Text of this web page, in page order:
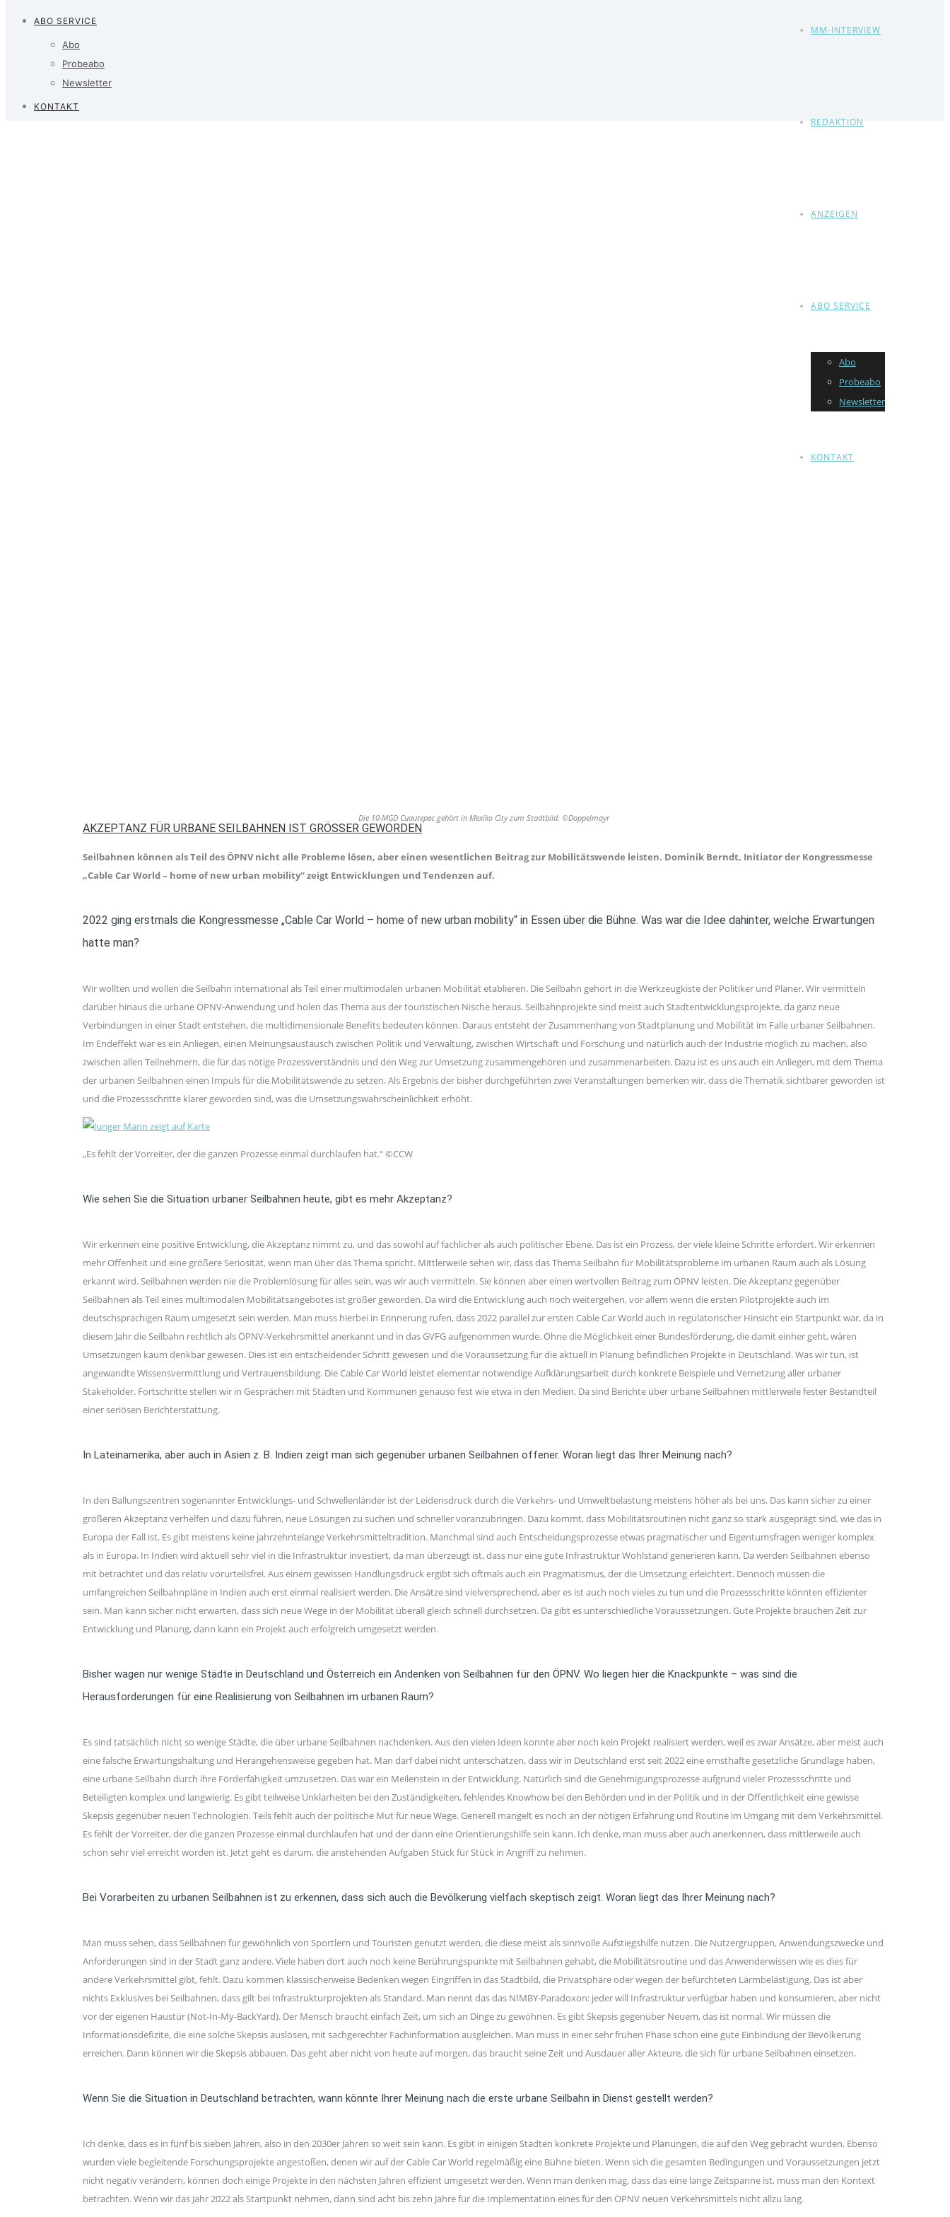
MM-INTERVIEW
REDAKTION
ANZEIGEN
ABO SERVICE
Abo
Probeabo
Newsletter
KONTAKT
ABO SERVICE
Abo
Probeabo
Newsletter
KONTAKT
Die 10-MGD Cuautepec gehört in Mexiko City zum Stadtbild. ©Doppelmayr
AKZEPTANZ FÜR URBANE SEILBAHNEN IST GRÖSSER GEWORDEN
Seilbahnen können als Teil des ÖPNV nicht alle Probleme lösen, aber einen wesentlichen Beitrag zur Mobilitätswende leisten. Dominik Berndt, Initiator der Kongressmesse
„Cable Car World – home of new urban mobility“ zeigt Entwicklungen und Tendenzen auf.
2022 ging erstmals die Kongressmesse „Cable Car World – home of new urban mobility“ in Essen über die Bühne. Was war die Idee dahinter, welche Erwartungen
hatte man?
Wir wollten und wollen die Seilbahn international als Teil einer multimodalen urbanen Mobilität etablieren. Die Seilbahn gehört in die Werkzeugkiste der Politiker und Planer. Wir vermitteln
darüber hinaus die urbane ÖPNV-Anwendung und holen das Thema aus der touristischen Nische heraus. Seilbahnprojekte sind meist auch Stadtentwicklungsprojekte, da ganz neue
Verbindungen in einer Stadt entstehen, die multidimensionale Benefits bedeuten können. Daraus entsteht der Zusammenhang von Stadtplanung und Mobilität im Falle urbaner Seilbahnen.
Im Endeffekt war es ein Anliegen, einen Meinungsaustausch zwischen Politik und Verwaltung, zwischen Wirtschaft und Forschung und natürlich auch der Industrie möglich zu machen, also
zwischen allen Teilnehmern, die für das nötige Prozessverständnis und den Weg zur Umsetzung zusammengehören und zusammenarbeiten. Dazu ist es uns auch ein Anliegen, mit dem Thema
der urbanen Seilbahnen einen Impuls für die Mobilitätswende zu setzen. Als Ergebnis der bisher durchgeführten zwei Veranstaltungen bemerken wir, dass die Thematik sichtbarer geworden ist
und die Prozessschritte klarer geworden sind, was die Umsetzungswahrscheinlichkeit erhöht.
„Es fehlt der Vorreiter, der die ganzen Prozesse einmal durchlaufen hat.“ ©CCW
Wie sehen Sie die Situation urbaner Seilbahnen heute, gibt es mehr Akzeptanz?
Wir erkennen eine positive Entwicklung, die Akzeptanz nimmt zu, und das sowohl auf fachlicher als auch politischer Ebene. Das ist ein Prozess, der viele kleine Schritte erfordert. Wir erkennen
mehr Offenheit und eine größere Seriosität, wenn man über das Thema spricht. Mittlerweile sehen wir, dass das Thema Seilbahn für Mobilitätsprobleme im urbanen Raum auch als Lösung
erkannt wird. Seilbahnen werden nie die Problemlösung für alles sein, was wir auch vermitteln. Sie können aber einen wertvollen Beitrag zum ÖPNV leisten. Die Akzeptanz gegenüber
Seilbahnen als Teil eines multimodalen Mobilitätsangebotes ist größer geworden. Da wird die Entwicklung auch noch weitergehen, vor allem wenn die ersten Pilotprojekte auch im
deutschsprachigen Raum umgesetzt sein werden. Man muss hierbei in Erinnerung rufen, dass 2022 parallel zur ersten Cable Car World auch in regulatorischer Hinsicht ein Startpunkt war, da in
diesem Jahr die Seilbahn rechtlich als ÖPNV-Verkehrsmittel anerkannt und in das GVFG aufgenommen wurde. Ohne die Möglichkeit einer Bundesförderung, die damit einher geht, wären
Umsetzungen kaum denkbar gewesen. Dies ist ein entscheidender Schritt gewesen und die Voraussetzung für die aktuell in Planung befindlichen Projekte in Deutschland. Was wir tun, ist
angewandte Wissensvermittlung und Vertrauensbildung. Die Cable Car World leistet elementar notwendige Aufklärungsarbeit durch konkrete Beispiele und Vernetzung aller urbaner
Stakeholder. Fortschritte stellen wir in Gesprächen mit Städten und Kommunen genauso fest wie etwa in den Medien. Da sind Berichte über urbane Seilbahnen mittlerweile fester Bestandteil
einer seriösen Berichterstattung.
In Lateinamerika, aber auch in Asien z. B. Indien zeigt man sich gegenüber urbanen Seilbahnen offener. Woran liegt das Ihrer Meinung nach?
In den Ballungszentren sogenannter Entwicklungs- und Schwellenländer ist der Leidensdruck durch die Verkehrs- und Umweltbelastung meistens höher als bei uns. Das kann sicher zu einer
größeren Akzeptanz verhelfen und dazu führen, neue Lösungen zu suchen und schneller voranzubringen. Dazu kommt, dass Mobilitätsroutinen nicht ganz so stark ausgeprägt sind, wie das in
Europa der Fall ist. Es gibt meistens keine jahrzehntelange Verkehrsmitteltradition. Manchmal sind auch Entscheidungsprozesse etwas pragmatischer und Eigentumsfragen weniger komplex
als in Europa. In Indien wird aktuell sehr viel in die Infrastruktur investiert, da man überzeugt ist, dass nur eine gute Infrastruktur Wohlstand generieren kann. Da werden Seilbahnen ebenso
mit betrachtet und das relativ vorurteilsfrei. Aus einem gewissen Handlungsdruck ergibt sich oftmals auch ein Pragmatismus, der die Umsetzung erleichtert. Dennoch müssen die
umfangreichen Seilbahnpläne in Indien auch erst einmal realisiert werden. Die Ansätze sind vielversprechend, aber es ist auch noch vieles zu tun und die Prozessschritte könnten effizienter
sein. Man kann sicher nicht erwarten, dass sich neue Wege in der Mobilität überall gleich schnell durchsetzen. Da gibt es unterschiedliche Voraussetzungen. Gute Projekte brauchen Zeit zur
Entwicklung und Planung, dann kann ein Projekt auch erfolgreich umgesetzt werden.
Bisher wagen nur wenige Städte in Deutschland und Österreich ein Andenken von Seilbahnen für den ÖPNV. Wo liegen hier die Knackpunkte – was sind die
Herausforderungen für eine Realisierung von Seilbahnen im urbanen Raum?
Es sind tatsächlich nicht so wenige Städte, die über urbane Seilbahnen nachdenken. Aus den vielen Ideen konnte aber noch kein Projekt realisiert werden, weil es zwar Ansätze, aber meist auch
eine falsche Erwartungshaltung und Herangehensweise gegeben hat. Man darf dabei nicht unterschätzen, dass wir in Deutschland erst seit 2022 eine ernsthafte gesetzliche Grundlage haben,
eine urbane Seilbahn durch ihre Förderfähigkeit umzusetzen. Das war ein Meilenstein in der Entwicklung. Natürlich sind die Genehmigungsprozesse aufgrund vieler Prozessschritte und
Beteiligten komplex und langwierig. Es gibt teilweise Unklarheiten bei den Zuständigkeiten, fehlendes Knowhow bei den Behörden und in der Politik und in der Öffentlichkeit eine gewisse
Skepsis gegenüber neuen Technologien. Teils fehlt auch der politische Mut für neue Wege. Generell mangelt es noch an der nötigen Erfahrung und Routine im Umgang mit dem Verkehrsmittel.
Es fehlt der Vorreiter, der die ganzen Prozesse einmal durchlaufen hat und der dann eine Orientierungshilfe sein kann. Ich denke, man muss aber auch anerkennen, dass mittlerweile auch
schon sehr viel erreicht worden ist. Jetzt geht es darum, die anstehenden Aufgaben Stück für Stück in Angriff zu nehmen.
Bei Vorarbeiten zu urbanen Seilbahnen ist zu erkennen, dass sich auch die Bevölkerung vielfach skeptisch zeigt. Woran liegt das Ihrer Meinung nach?
Man muss sehen, dass Seilbahnen für gewöhnlich von Sportlern und Touristen genutzt werden, die diese meist als sinnvolle Aufstiegshilfe nutzen. Die Nutzergruppen, Anwendungszwecke und
Anforderungen sind in der Stadt ganz andere. Viele haben dort auch noch keine Berührungspunkte mit Seilbahnen gehabt, die Mobilitätsroutine und das Anwenderwissen wie es dies für
andere Verkehrsmittel gibt, fehlt. Dazu kommen klassischerweise Bedenken wegen Eingriffen in das Stadtbild, die Privatsphäre oder wegen der befürchteten Lärmbelästigung. Das ist aber
nichts Exklusives bei Seilbahnen, dass gilt bei Infrastrukturprojekten als Standard. Man nennt das das NIMBY-Paradoxon: jeder will Infrastruktur verfügbar haben und konsumieren, aber nicht
vor der eigenen Haustür (Not-In-My-BackYard). Der Mensch braucht einfach Zeit, um sich an Dinge zu gewöhnen. Es gibt Skepsis gegenüber Neuem, das ist normal. Wir müssen die
Informationsdefizite, die eine solche Skepsis auslösen, mit sachgerechter Fachinformation ausgleichen. Man muss in einer sehr frühen Phase schon eine gute Einbindung der Bevölkerung
erreichen. Dann können wir die Skepsis abbauen. Das geht aber nicht von heute auf morgen, das braucht seine Zeit und Ausdauer aller Akteure, die sich für urbane Seilbahnen einsetzen.
Wenn Sie die Situation in Deutschland betrachten, wann könnte Ihrer Meinung nach die erste urbane Seilbahn in Dienst gestellt werden?
Ich denke, dass es in fünf bis sieben Jahren, also in den 2030er Jahren so weit sein kann. Es gibt in einigen Städten konkrete Projekte und Planungen, die auf den Weg gebracht wurden. Ebenso
wurden viele begleitende Forschungsprojekte angestoßen, denen wir auf der Cable Car World regelmäßig eine Bühne bieten. Wenn sich die gesamten Bedingungen und Voraussetzungen jetzt
nicht negativ verändern, können doch einige Projekte in den nächsten Jahren effizient umgesetzt werden. Wenn man denken mag, dass das eine lange Zeitspanne ist, muss man den Kontext
betrachten. Wenn wir das Jahr 2022 als Startpunkt nehmen, dann sind acht bis zehn Jahre für die Implementation eines für den ÖPNV neuen Verkehrsmittels nicht allzu lang.